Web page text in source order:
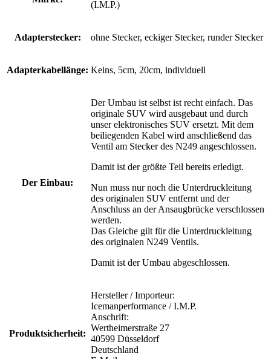
(I.M.P.)
Adapterstecker: ohne Stecker, eckiger Stecker, runder Stecker
Adapterkabellänge: Keins, 5cm, 20cm, individuell
Der Einbau:
Der Umbau ist selbst ist recht einfach. Das
originale SUV wird ausgebaut und durch
unser elektronisches SUV ersetzt. Mit dem
beiliegenden Kabel wird anschließend das
Ventil am Stecker des N249 angeschlossen.
Damit ist der größte Teil bereits erledigt.
Nun muss nur noch die Unterdruckleitung
des originalen SUV entfernt und der
Anschluss an der Ansaugbrücke verschlossen
werden.
Das Gleiche gilt für die Unterdruckleitung
des originalen N249 Ventils.
Damit ist der Umbau abgeschlossen.
Produktsicherheit:
Hersteller / Importeur:
Icemanperformance / I.M.P.
Anschrift:
Wertheimerstraße 27
40599 Düsseldorf
Deutschland